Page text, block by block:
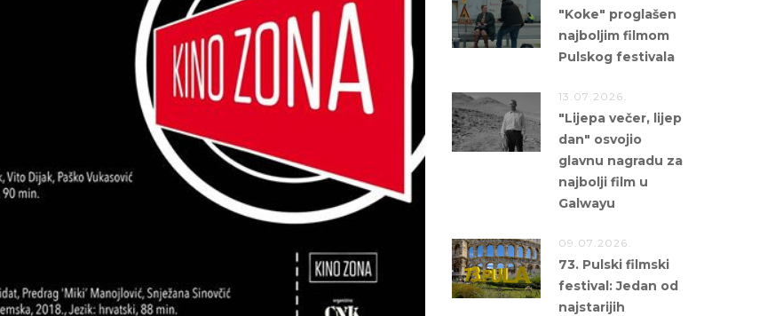
"Koke" proglašen
najboljim filmom
Pulskog festivala
13.07.2026.
"Lijepa večer, lijep
dan" osvojio
glavnu nagradu za
najbolji film u
Galwayu
09.07.2026.
73. Pulski filmski
festival: Jedan od
najstarijih